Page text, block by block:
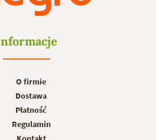
O firmie
Dostawa
Płatność
Regulamin